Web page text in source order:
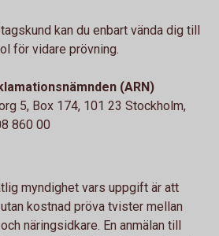
kan du enbart vända dig till
för vidare prövning.
(ARN)
5, Box 174, 101 23 Stockholm,
860 00
myndighet vars uppgift är att
kostnad pröva tvister mellan
näringsidkare. En anmälan till